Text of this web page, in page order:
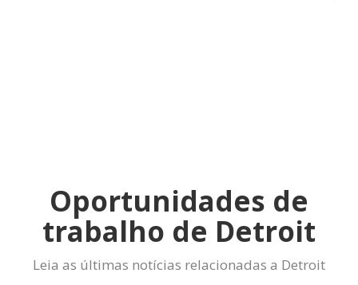
Oportunidades de
trabalho de Detroit
Leia as últimas notícias relacionadas a Detroit